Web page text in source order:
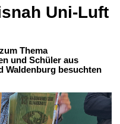
Uni-Luft
Thema
und Schüler aus
Waldenburg besuchten